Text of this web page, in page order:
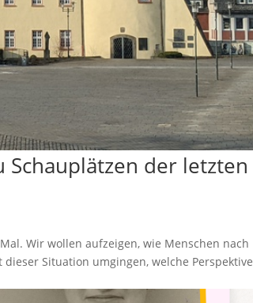
Schauplätzen der letzten
Wir wollen aufzeigen, wie Menschen nach
Situation umgingen, welche